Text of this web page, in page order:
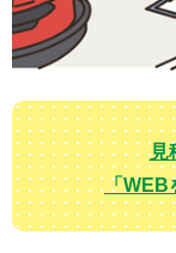
見
「